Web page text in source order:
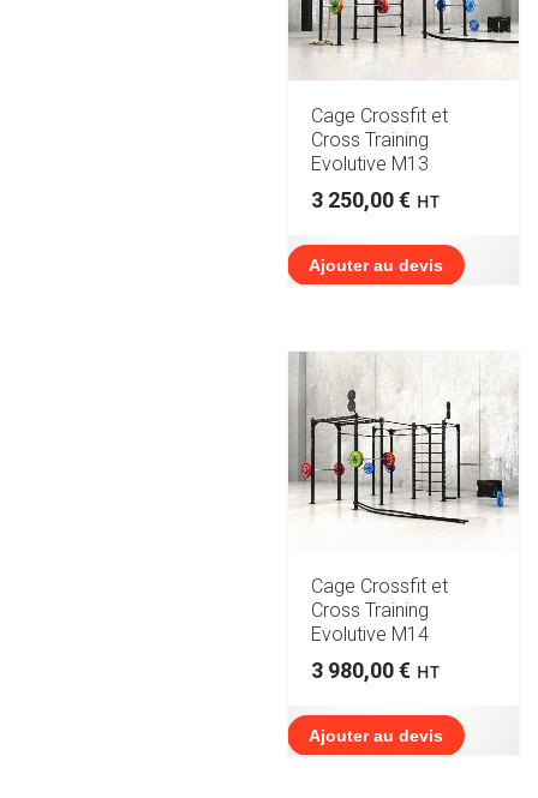
Cage Crossfit et
Cross Training
Evolutive M13
3 250,00€ HT
Ajouter au devis
Cage Crossfit et
Cross Training
Evolutive M14
3 980,00€ HT
Ajouter au devis